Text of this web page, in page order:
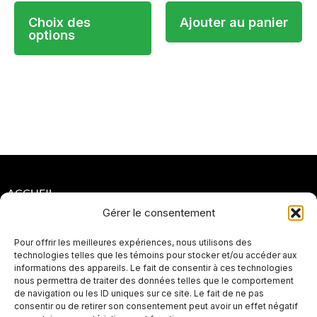
Gérer le consentement
Pour offrir les meilleures expériences, nous utilisons des
technologies telles que les témoins pour stocker et/ou accéder aux
informations des appareils. Le fait de consentir à ces technologies
nous permettra de traiter des données telles que le comportement
de navigation ou les ID uniques sur ce site. Le fait de ne pas
consentir ou de retirer son consentement peut avoir un effet négatif
Choix des
options
page
produit
Ajouter au panier
ACCUEIL
POLITIQUES DE CONFIDENTIALITÉ
POLITIQUES DE RETOUR ET DE REMBOURSEMENT
PLAN DE SITE
SEO